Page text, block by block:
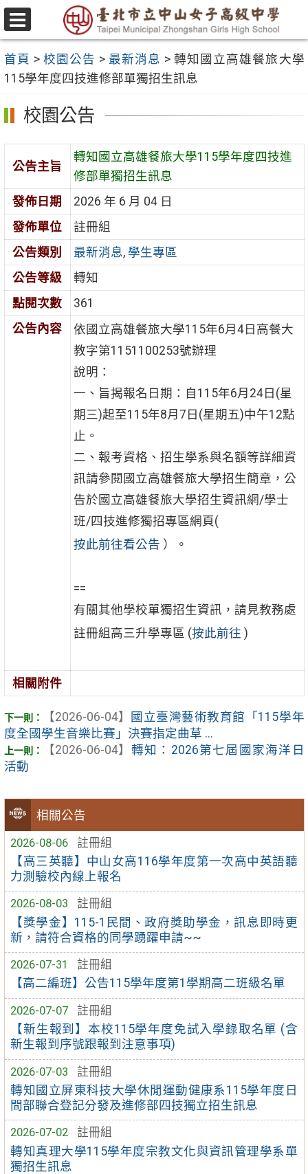
跳
至
要
內
容
區
選
單
首頁 > 校園公告 > 最新消息 >轉知國立高雄餐旅大學
115學年度四技進修部單獨招生訊息
相關公告
2026-08-06
註冊組
【高三英聽】中山女高116學年度第一次高中英語聽
力測驗校內線上報名
2026-08-03
註冊組
【獎學金】115-1民間、政府獎助學金，訊息即時更
新，請符合資格的同學踴躍申請~~
2026-07-31
註冊組
【高二編班】公告115學年度第1學期高二班級名單
2026-07-07
註冊組
【新生報到】本校115學年度免試入學錄取名單 (含
新生報到序號跟報到注意事項)
2026-07-03
註冊組
轉知國立屏東科技大學休閒運動健康系115學年度日
間部聯合登記分發及進修部四技獨立招生訊息
2026-07-02
註冊組
轉知真理大學115學年度宗教文化與資訊管理學系單
獨招生訊息
校園公告
公告主旨
轉知國立高雄餐旅大學115學年度四技進
修部單獨招生訊息
發佈日期
2026 年 6 月 04 日
發佈單位
註冊組
公告類別
最新消息, 學生專區
公告等級
轉知
點閱次數
361
公告內容
依國立高雄餐旅大學115年6月4日高餐大
教字第1151100253號辦理
說明：
一、旨揭報名日期：自115年6月24日(星
期三)起至115年8月7日(星期五)中午12點
止。
二、報考資格、招生學系與名額等詳細資
訊請參閱國立高雄餐旅大學招生簡章，公
告於國立高雄餐旅大學招生資訊網/學士
班/四技進修獨招專區網頁(
按此前往看公告 ）。
==
有關其他學校單獨招生資訊，請見教務處
註冊組高三升學專區 (按此前往 )
相關附件
【2026-06-04】
國立臺灣藝術教育館「115學年
度全國學生音樂比賽」決賽指定曲草 ...
【2026-06-04】 轉知：2026第七屆國家海洋日
活動